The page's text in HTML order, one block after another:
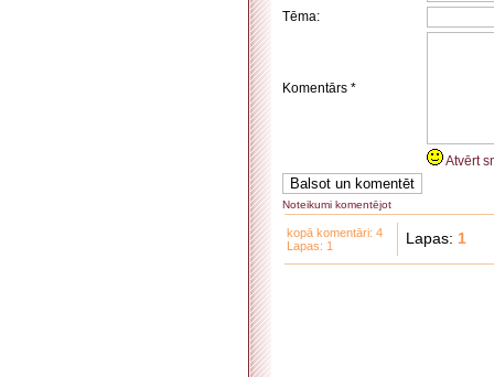
Tēma:
Komentārs *
Atvērt
Noteikumi komentējot
kopā komentāri: 4
Lapas: 1
Lapas: 1